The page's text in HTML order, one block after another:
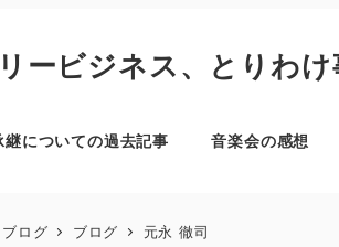
ービジネス、とりわ
継についての過去記事 音楽会の感想
ログ ブログ 元永 徹司